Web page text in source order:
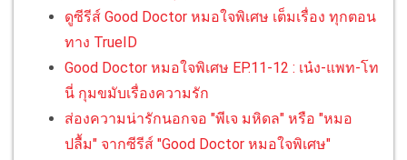
ดูซีรีส์ Good Doctor หมอใจพิเศษ เต็มเรื่อง ทุกตอน
ทาง TrueID
Good Doctor หมอใจพิเศษ EP.11-12 : เน๋ง-แพท-โท
นี่ กุมขมับเรื่องความรัก
ส่องความน่ารักนอกจอ "พีเจ มหิดล" หรือ "หมอ
ปลื้ม" จากซีรีส์ "Good Doctor หมอใจพิเศษ"